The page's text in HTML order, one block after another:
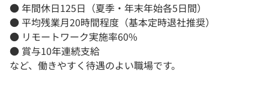
● 年間休日125日（夏季・年末年始各5⽇間）
● 平均残業⽉20時間程度（基本定時退社推奨）
● リモートワーク実施率60%
● 賞与10年連続支給
など、働きやすく待遇のよい職場です。